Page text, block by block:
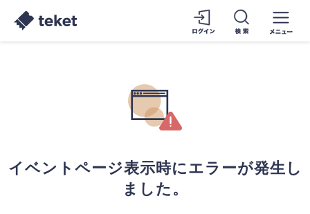
イベントページ表示時にエラーが発生し
ました。